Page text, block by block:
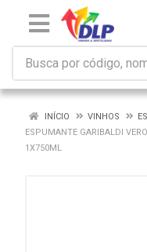
INÍCIO VINHOS
ESPUMANTE GARIBALDI
1X750ML